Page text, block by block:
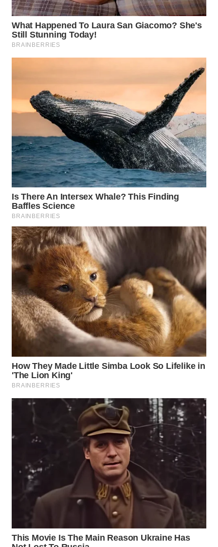
WN
TANGERANG
WN
BINJAI
CIREBON
WN
WN
KUNINGAN
WN
MAJALENGKA
WN
SUBANG
WN
SUKABUMI
WN
PURWAKARTA
WN
PRIANGAN
TIMUR
WN
BOROBUDUR
WN
MADURA
SURABAYA